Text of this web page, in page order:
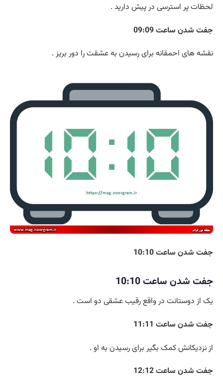
لحظات پر استرسی در پیش دارید .
جفت شدن ساعت 09:09
نقشه های احمقانه برای رسیدن به عشقت را دور بریز .
جفت شدن ساعت 10:10
جفت شدن ساعت 10:10
یک از دوستانت در واقع رقیب عشقی دو است .
جفت شدن ساعت 11:11
از نزدیکانش کمک بگیر برای رسیدن به او .
جفت شدن ساعت 12:12